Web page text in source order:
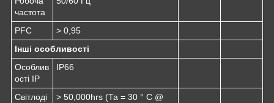
частота
PFC
> 0,95
Інші особливості
Особлив
ості IP
IP66
Світлоді
> 50,000hrs (Та = 30 ° С @